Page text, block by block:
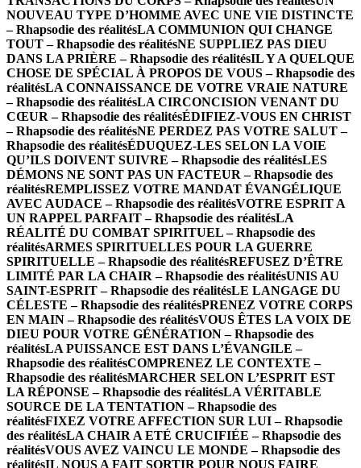
NOUVEAU TYPE D’HOMME AVEC UNE VIE DISTINCTE
– Rhapsodie des réalitésLA COMMUNION QUI CHANGE
TOUT – Rhapsodie des réalitésNE SUPPLIEZ PAS DIEU
DANS LA PRIÈRE – Rhapsodie des réalitésIL Y A QUELQUE
CHOSE DE SPÉCIAL À PROPOS DE VOUS – Rhapsodie des
réalitésLA CONNAISSANCE DE VOTRE VRAIE NATURE
– Rhapsodie des réalitésLA CIRCONCISION VENANT DU
CŒUR – Rhapsodie des réalitésÉDIFIEZ-VOUS EN CHRIST
– Rhapsodie des réalitésNE PERDEZ PAS VOTRE SALUT –
Rhapsodie des réalitésÉDUQUEZ-LES SELON LA VOIE
QU’ILS DOIVENT SUIVRE – Rhapsodie des réalitésLES
DÉMONS NE SONT PAS UN FACTEUR – Rhapsodie des
réalitésREMPLISSEZ VOTRE MANDAT ÉVANGÉLIQUE
AVEC AUDACE – Rhapsodie des réalitésVOTRE ESPRIT A
UN RAPPEL PARFAIT – Rhapsodie des réalitésLA
RÉALITÉ DU COMBAT SPIRITUEL – Rhapsodie des
réalitésARMES SPIRITUELLES POUR LA GUERRE
SPIRITUELLE – Rhapsodie des réalitésREFUSEZ D’ÊTRE
LIMITÉ PAR LA CHAIR – Rhapsodie des réalitésUNIS AU
SAINT-ESPRIT – Rhapsodie des réalitésLE LANGAGE DU
CÉLESTE – Rhapsodie des réalitésPRENEZ VOTRE CORPS
EN MAIN – Rhapsodie des réalitésVOUS ÊTES LA VOIX DE
DIEU POUR VOTRE GÉNÉRATION – Rhapsodie des
réalitésLA PUISSANCE EST DANS L’ÉVANGILE –
Rhapsodie des réalitésCOMPRENEZ LE CONTEXTE –
Rhapsodie des réalitésMARCHER SELON L’ESPRIT EST
LA RÉPONSE – Rhapsodie des réalitésLA VÉRITABLE
SOURCE DE LA TENTATION – Rhapsodie des
réalitésFIXEZ VOTRE AFFECTION SUR LUI – Rhapsodie
des réalitésLA CHAIR A ETÉ CRUCIFIÉE – Rhapsodie des
réalitésVOUS AVEZ VAINCU LE MONDE – Rhapsodie des
réalitésIL NOUS A FAIT SORTIR POUR NOUS FAIRE